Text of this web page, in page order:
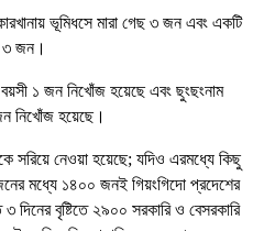
ভূমিধসে মারা গেছ ৩ জন এবং একটি
৩ জন।
১ জন নিখোঁজ হয়েছে এবং ছুংছংনাম
নিখোঁজ হয়েছে।
সরিয়ে নেওয়া হয়েছে; যদিও এরমধ্যে কিছু
মধ্যে ১৪০০ জনই গিয়ংগিদো প্রদেশের
বৃষ্টিতে ২৯০০ সরকারি ও বেসরকারি